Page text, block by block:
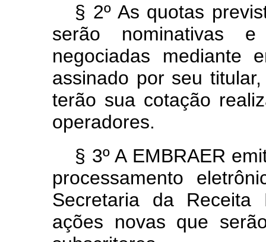
§ 2º As quotas
serão nominativas
negociadas mediante
assinado por seu
terão sua cotação
operadores.
§ 3º A EMBRAER
processamento
Secretaria da Receita
ações novas que